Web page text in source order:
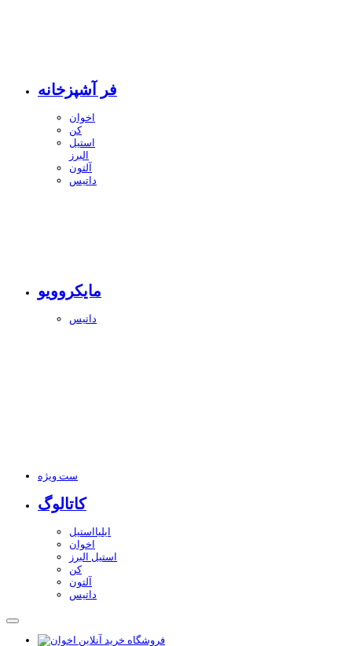
فر آشپزخانه
اخوان
کن
استیل
البرز
آلتون
داتیس
مایکروویو
داتیس
ست ویژه
کاتالوگ
ایلیااستیل
اخوان
استیل البرز
کن
آلتون
داتیس